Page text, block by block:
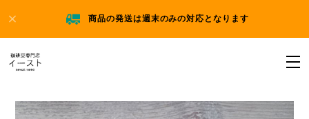
商品の発送は週末のみの対応となります